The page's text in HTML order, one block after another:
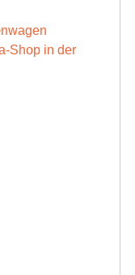
Shop in der